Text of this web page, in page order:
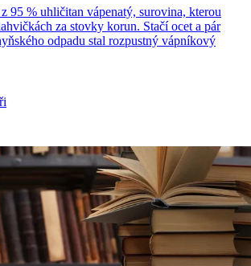
95 % uhličitan vápenatý, surovina, kterou
za stovky korun. Stačí ocet a pár
odpadu stal rozpustný vápníkový